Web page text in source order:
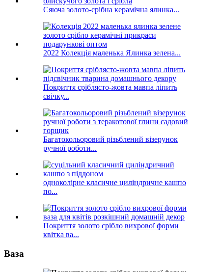
Сяюча золото-срібна керамічна ялинка...
2022 Колекція маленька Ялинка зелена...
Покриття сріблясто-жовта мавпа ліпить
свічку...
Багатокольоровий різьблений візерунок
ручної роботи...
одноколірне класичне циліндричне кашпо
по...
Покриття золото срібло вихрової форми
квітка ва...
Ваза